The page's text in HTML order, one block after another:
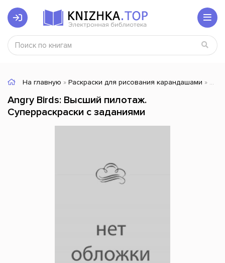
На главную » Раскраски для рисования карандашами » Angry Birds: Высший пилотаж. Суперраскраски с заданиями
Angry Birds: Высший пилотаж.
Суперраскраски с заданиями